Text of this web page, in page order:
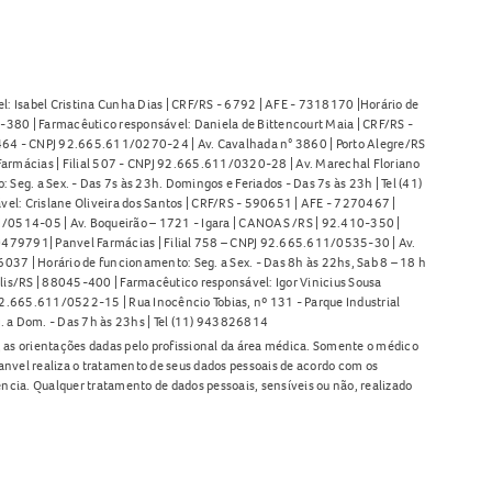
Cristina Cunha Dias | CRF/RS - 6792 | AFE - 7318170 |Horário de
| Farmacêutico responsável: Daniela de Bittencourt Maia | CRF/RS -
- CNPJ 92.665.611/0270-24 | Av. Cavalhada n° 3860 | Porto Alegre/RS
| Filial 507 - CNPJ 92.665.611/0320-28 | Av. Marechal Floriano
a Sex. - Das 7s às 23h. Domingos e Feriados - Das 7s às 23h | Tel (41)
Crislane Oliveira dos Santos | CRF/RS - 590651 | AFE - 7270467 |
0514-05 | Av. Boqueirão – 1721 - Igara | CANOAS /RS | 92.410-350 |
Panvel Farmácias | Filial 758 – CNPJ 92.665.611/0535-30 | Av.
| Horário de funcionamento: Seg. a Sex. - Das 8h às 22hs, Sab 8 – 18 h
RS | 88045-400 | Farmacêutico responsável: Igor Vinicius Sousa
0522-15 | Rua Inocêncio Tobias, nº 131 - Parque Industrial
a Dom. - Das 7h às 23hs | Tel (11) 943826814
orientações dadas pelo profissional da área médica. Somente o médico
realiza o tratamento de seus dados pessoais de acordo com os
Qualquer tratamento de dados pessoais, sensíveis ou não, realizado